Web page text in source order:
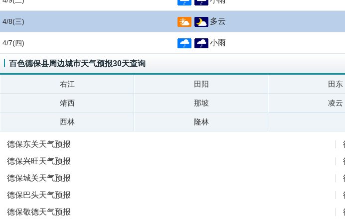
4/8(三) 多云
4/7(四) 小雨
百色德保县周边城市天气预报30天查询
右江 田阳 田东
靖西 那坡 凌云
西林 隆林
德保东关天气预报
德保兴旺天气预报
德保城关天气预报
德保巴头天气预报
德保敬德天气预报